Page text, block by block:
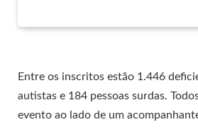
Entre os inscritos estão 1.446
autistas e 184 pessoas surdas.
evento ao lado de um